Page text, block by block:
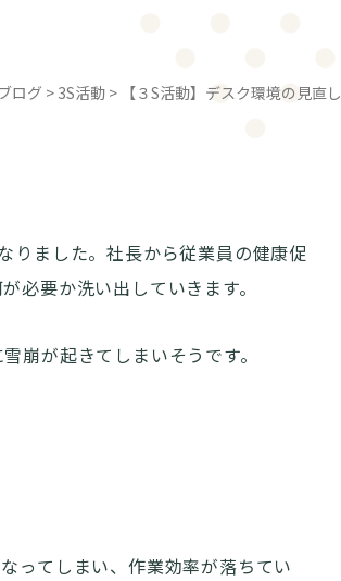
ログ > 3S活動 > 【３S活動】デスク環境の見直し
りました。社長から従業員の健康促
必要か洗い出していきます。
崩が起きてしまいそうです。
ってしまい、作業効率が落ちてい